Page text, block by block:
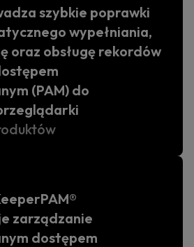
szybkie poprawki
wypełniania,
oraz obsługę rekordów
(PAM) do
zarządzanie
dostępem